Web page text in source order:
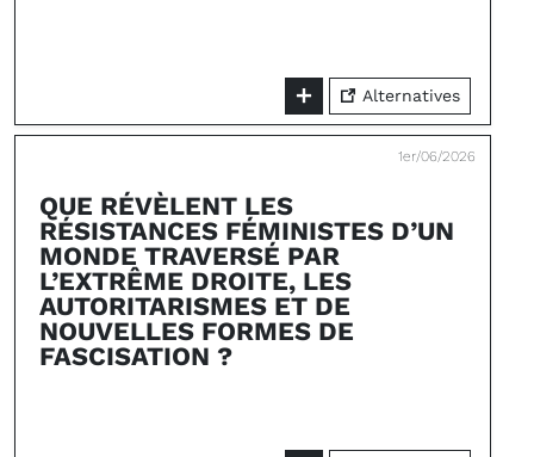
Alternatives
1er/06/2026
QUE RÉVÈLENT LES
RÉSISTANCES FÉMINISTES D’UN
MONDE TRAVERSÉ PAR
L’EXTRÊME DROITE, LES
AUTORITARISMES ET DE
NOUVELLES FORMES DE
FASCISATION ?